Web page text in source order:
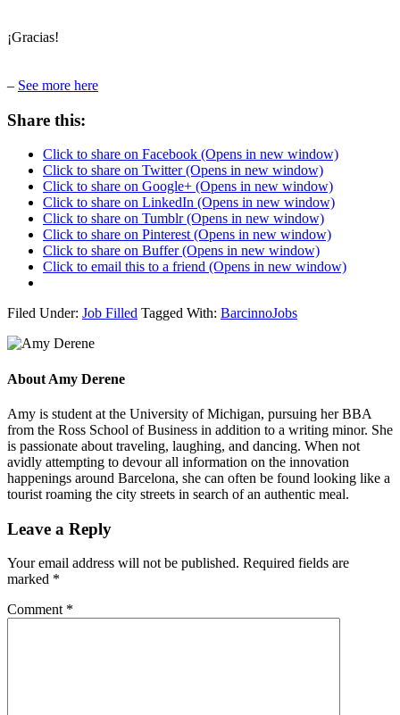
¡Gracias!
– See more here
Share this:
Click to share on Facebook (Opens in new window)
Click to share on Twitter (Opens in new window)
Click to share on Google+ (Opens in new window)
Click to share on LinkedIn (Opens in new window)
Click to share on Tumblr (Opens in new window)
Click to share on Pinterest (Opens in new window)
Click to share on Buffer (Opens in new window)
Click to email this to a friend (Opens in new window)
Filed Under: Job Filled Tagged With: BarcinnoJobs
About Amy Derene
Amy is student at the University of Michigan, pursuing her BBA
from the Ross School of Business in addition to a writing minor. She
is passionate about traveling, laughing, and dancing. When not
avidly attempting to devour all information on the innovation
happenings around Barcelona, she can often be found looking like a
tourist roaming the city streets in search of an authentic meal.
Leave a Reply
Your email address will not be published. Required fields are
marked *
Comment *